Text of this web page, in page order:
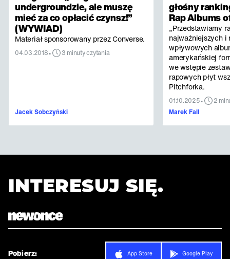
undergroundzie, ale muszę
mieć za co opłacić czynsz!”
(WYWIAD)
Materiał sponsorowany przez Converse.
04.03.2018• 3 minuty czytania
Jacek Sobczyński
głośny
Rap Albums
„Przedstawiamy
najważniejszych i
wpływowych
amerykańskiej
we wstępie
rapowych płyt
Pitchforka.
01.10.2025•
2
Marek Fall
INTERESUJ SIĘ.
Pobierz: App Store Google Play